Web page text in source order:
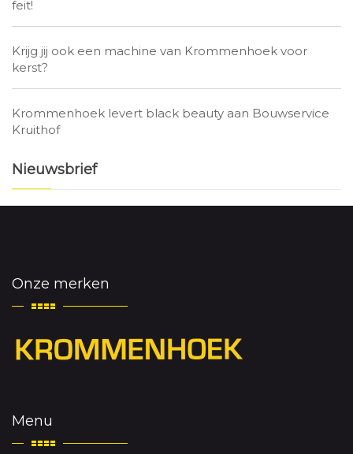
feit!
Krijg jij ook een machine van Krommenhoek voor
kerst?
Krommenhoek levert black beauty aan Bouwservice
Kruithof
Nieuwsbrief
Onze merken
Menu